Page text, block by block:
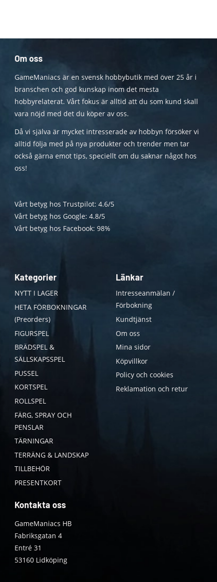
Om oss
GameManiacs är en svensk hobbybutik med över 25 år i
branschen och god kunskap inom det mesta
hobbyrelaterat. Vårt fokus är alltid att du som kund skall
vara nöjd med det du köper av oss.
Då vi själva är mycket intresserade av hobbyn försöker vi
alltid följa med på nya produkter och trender men tar
också gärna emot tips, speciellt om du saknar något hos
oss!
Vårt betyg hos Trustpilot: 4.6/5
Vårt betyg hos Google: 4.8/5
Vårt betyg hos Facebook: 98%
Kategorier
NYTT I LAGER
HETA FÖRBOKNINGAR
(Preorders)
FIGURSPEL
BRÄDSPEL &
SÄLLSKAPSSPEL
PUSSEL
KORTSPEL
ROLLSPEL
FÄRG, SPRAY OCH
PENSLAR
TÄRNINGAR
TERRÄNG & LANDSKAP
TILLBEHÖR
PRESENTKORT
Länkar
Intresseanmälan /
Förbokning
Kundtjänst
Om oss
Mina sidor
Köpvillkor
Policy och cookies
Reklamation och retur
Kontakta oss
GameManiacs HB
Fabriksgatan 4
Entré 31
53160 Lidköping